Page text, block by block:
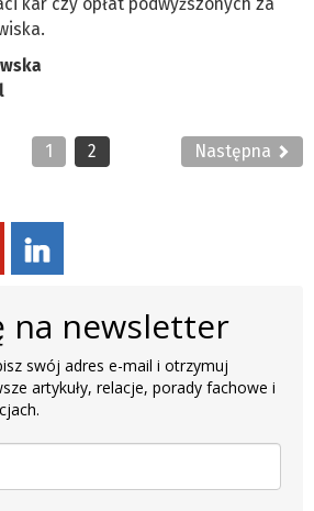
kar czy opłat podwyższonych za
1 2 Następna
na newsletter
swój adres e-mail i otrzymuj
artykuły, relacje, porady fachowe i